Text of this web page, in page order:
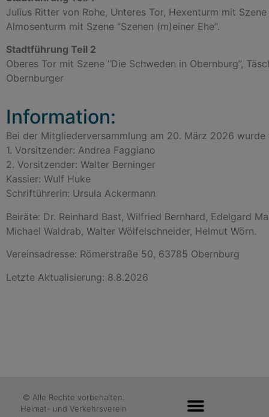
Julius Ritter von Rohe, Unteres Tor, Hexenturm mit
Almosenturm mit Szene “Szenen (m)einer Ehe“.
Stadtführung Teil 2
Oberes Tor mit Szene “Die Schweden in Obernburg”,
Obernburger
Information:
Bei der Mitgliederversammlung am 20. März 2026
1. Vorsitzender: Andrea Faggiano
2. Vorsitzender: Walter Berninger
Kassier: Wulf Huke
Schriftührerin: Ursula Ackermann
Beiräte: Dr. Reinhard Bast, Wilfried Bernhard, Edelgard
Michael Waldrab, Walter Wölfelschneider, Helmut Wörn.
Vereinsadresse: Römerstraße 50, 63785 Obernburg
Letzte Aktualisierung: 8.8.2026
© Alle Rechte vorbehalten.
Heimat- und Verkehrsverein